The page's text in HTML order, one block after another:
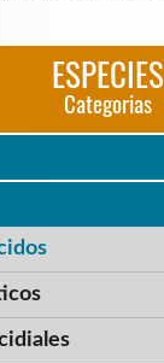
ESPECIES
Categorias